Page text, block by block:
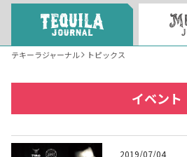
テキーラジャーナル トピックス
イベント
2019/07/04